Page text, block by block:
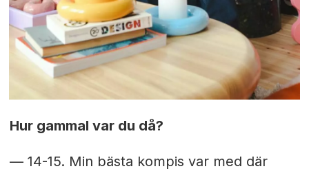
Hur gammal var du då?
— 14-15. Min bästa kompis var med där